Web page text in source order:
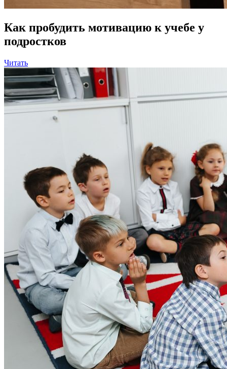
Как пробудить мотивацию к учебе у
подростков
Читать